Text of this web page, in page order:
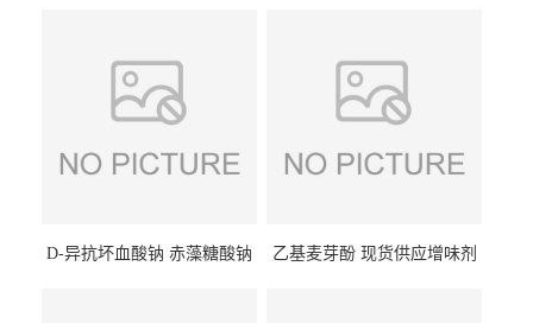
D-异抗坏血酸钠 赤藻糖酸钠
乙基麦芽酚 现货供应增味剂